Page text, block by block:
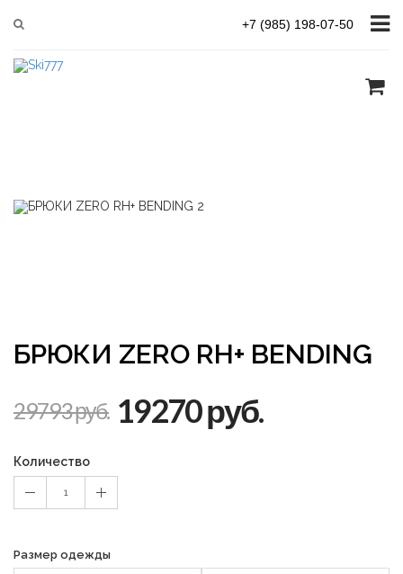
+7 (985) 198-07-50
БРЮКИ ZERO RH+ BENDING
29793 руб. 19270 руб.
Количество
1
Размер одежды